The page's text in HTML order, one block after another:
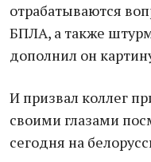
отрабатываются
БПЛА, а также
дополнил он
И призвал коллег
своими глазами
сегодня на